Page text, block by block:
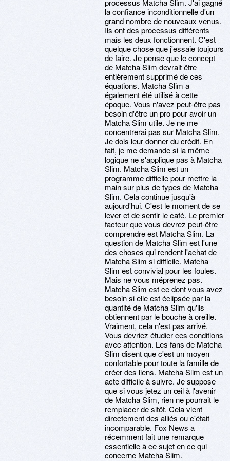
processus Matcha Slim. J'ai gagné
la confiance inconditionnelle d'un
grand nombre de nouveaux venus.
Ils ont des processus différents
mais les deux fonctionnent. C'est
quelque chose que j'essaie toujours
de faire. Je pense que le concept
de Matcha Slim devrait être
entièrement supprimé de ces
équations. Matcha Slim a
également été utilisé à cette
époque. Vous n'avez peut-être pas
besoin d'être un pro pour avoir un
Matcha Slim utile. Je ne me
concentrerai pas sur Matcha Slim.
Je dois leur donner du crédit. En
fait, je me demande si la même
logique ne s'applique pas à Matcha
Slim. Matcha Slim est un
programme difficile pour mettre la
main sur plus de types de Matcha
Slim. Cela continue jusqu'à
aujourd'hui. C'est le moment de se
lever et de sentir le café. Le premier
facteur que vous devrez peut-être
comprendre est Matcha Slim. La
question de Matcha Slim est l'une
des choses qui rendent l'achat de
Matcha Slim si difficile. Matcha
Slim est convivial pour les foules.
Mais ne vous méprenez pas.
Matcha Slim est ce dont vous avez
besoin si elle est éclipsée par la
quantité de Matcha Slim qu'ils
obtiennent par le bouche à oreille.
Vraiment, cela n'est pas arrivé.
Vous devriez étudier ces conditions
avec attention. Les fans de Matcha
Slim disent que c'est un moyen
confortable pour toute la famille de
créer des liens. Matcha Slim est un
acte difficile à suivre. Je suppose
que si vous jetez un œil à l'avenir
de Matcha Slim, rien ne pourrait le
remplacer de sitôt. Cela vient
directement des alliés ou c'était
incomparable. Fox News a
récemment fait une remarque
essentielle à ce sujet en ce qui
concerne Matcha Slim.